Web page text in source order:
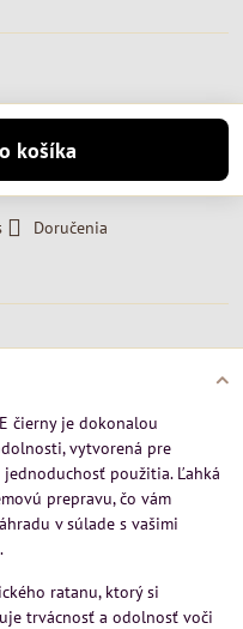
Do košíka
Doručenia
čierny je dokonalou
vytvorená pre
použitia. Ľahká
prepravu, čo vám
v súlade s vašimi
ratanu, ktorý si
trvácnosť a odolnosť voči